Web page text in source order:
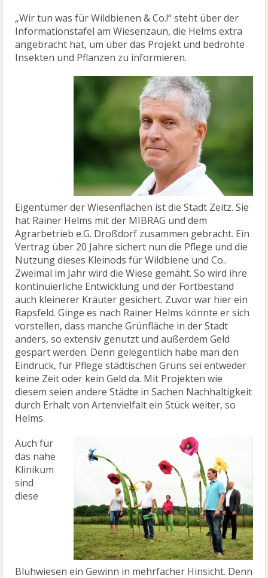
„Wir tun was für Wildbienen & Co.!“ steht über der
Informationstafel am Wiesenzaun, die Helms extra
angebracht hat, um über das Projekt und bedrohte
Insekten und Pflanzen zu informieren.
Eigentümer der Wiesenflächen ist die Stadt Zeitz. Sie
hat Rainer Helms mit der MIBRAG und dem
Agrarbetrieb e.G. Droßdorf zusammen gebracht. Ein
Vertrag über 20 Jahre sichert nun die Pflege und die
Nutzung dieses Kleinods für Wildbiene und Co..
Zweimal im Jahr wird die Wiese gemäht. So wird ihre
kontinuierliche Entwicklung und der Fortbestand
auch kleinerer Kräuter gesichert. Zuvor war hier ein
Rapsfeld. Ginge es nach Rainer Helms könnte er sich
vorstellen, dass manche Grünfläche in der Stadt
anders, so extensiv genutzt und außerdem Geld
gespart werden. Denn gelegentlich habe man den
Eindruck, für Pflege städtischen Grüns sei entweder
keine Zeit oder kein Geld da. Mit Projekten wie
diesem seien andere Städte in Sachen Nachhaltigkeit
durch Erhalt von Artenvielfalt ein Stück weiter, so
Helms.
Auch für
das nahe
Klinikum
sind
diese
Blühwiesen ein Gewinn in mehrfacher Hinsicht. Denn